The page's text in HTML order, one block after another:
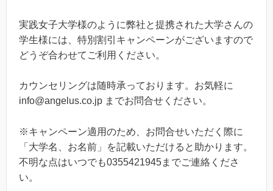
実践女子大学様のように弊社と提携された大学さんの
学生様には、特別割引キャンペーンがございますので
どうぞ合わせてご利用ください。
カウンセリングは随時承っております。お気軽に
info@angelus.co.jp までお問合せください。
※キャンペーン適用のため、お問合せいただく際に
「大学名、お名前」を記載いただけると助かります。
不明な点はいつでも0355421945までご連絡くださ
い。